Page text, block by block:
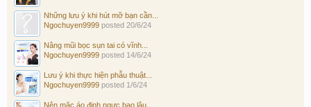
Những lưu ý khi hút mỡ bạn cần...
Ngochuyen9999 posted 20/6/24
Nâng mũi bọc sụn tai có vĩnh...
Ngochuyen9999 posted 14/6/24
Lưu ý khi thực hiện phẫu thuật...
Ngochuyen9999 posted 1/6/24
Nên mặc áo định ngực bao lâu...